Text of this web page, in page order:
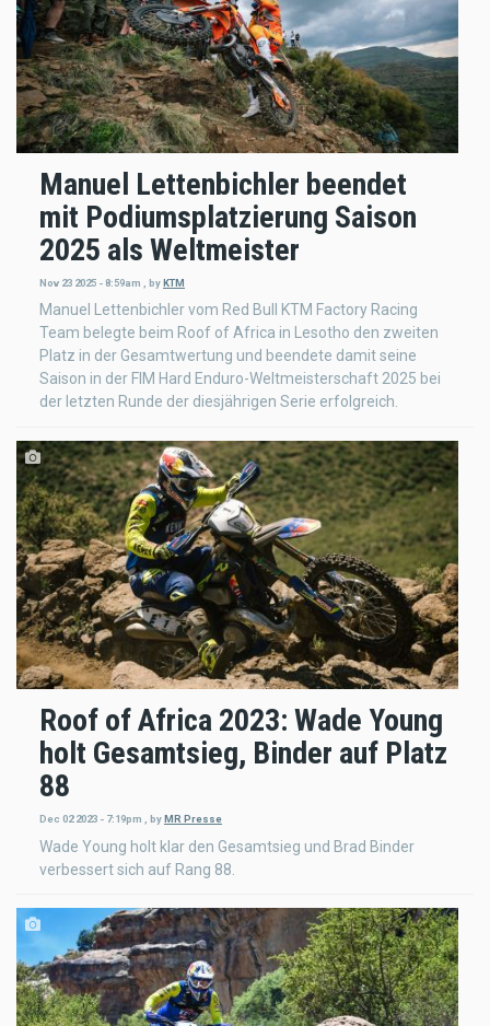
Manuel Lettenbichler beendet
mit Podiumsplatzierung Saison
2025 als Weltmeister
Nov 23 2025 - 8:59am byKTM
Manuel Lettenbichler vom Red Bull KTM Factory Racing
Team belegte beim Roof of Africa in Lesotho den zweiten
Platz in der Gesamtwertung und beendete damit seine
Saison in der FIM Hard Enduro-Weltmeisterschaft 2025 bei
der letzten Runde der diesjährigen Serie erfolgreich.
Roof of Africa 2023: Wade Young
holt Gesamtsieg, Binder auf Platz
88
Dec 02 2023 - 7:19pm byMR Presse
Wade Young holt klar den Gesamtsieg und Brad Binder
verbessert sich auf Rang 88.